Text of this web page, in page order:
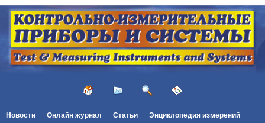
Новости Онлайн журнал Статьи Энциклопедия измерений